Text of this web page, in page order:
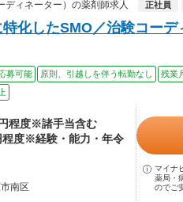
ィネーター）の薬剤師求人
正社員
特化したSMO／治験コー
募可能 原則、引越しを伴う転勤なし 残業
程度※諸手当含む
程度※経験・能力・年令
南区
マイナ
薬局・
のでご